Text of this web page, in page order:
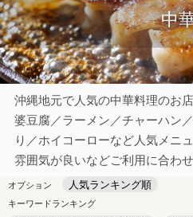
中
沖縄地元で人気の中華料理のお
婆豆腐／ラーメン／チャーハン
り／ホイコーローなど人気メニ
雰囲気が良いなどご利用に合わ
オプション 人気ランキング順
キーワードランキング